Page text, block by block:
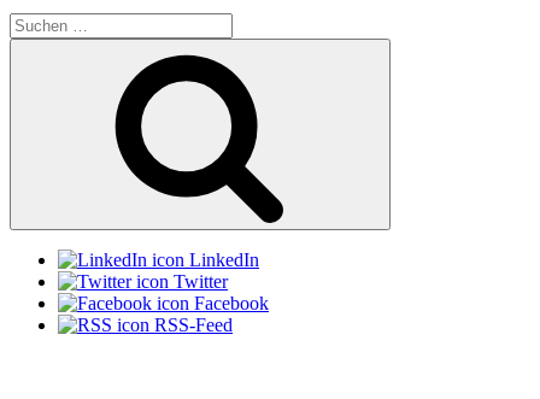
Suchen
nach:
LinkedIn
Twitter
Facebook
RSS-Feed